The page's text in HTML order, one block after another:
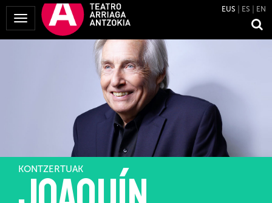
Menua
erakutsi
EUS ES EN
KONTZERTUAK